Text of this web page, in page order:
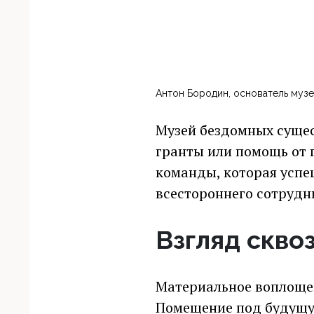
Антон Бородин, основатель
Музей бездомных
гранты или помощь от
команды, которая
всестороннего
Взгляд
Материальное
Помещение под